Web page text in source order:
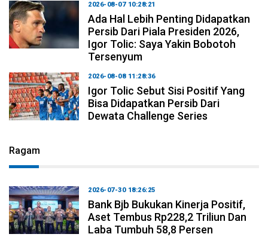
2026-08-07 10:28:21
Ada Hal Lebih Penting Didapatkan
Persib Dari Piala Presiden 2026,
Igor Tolic: Saya Yakin Bobotoh
Tersenyum
2026-08-08 11:28:36
Igor Tolic Sebut Sisi Positif Yang
Bisa Didapatkan Persib Dari
Dewata Challenge Series
Ragam
2026-07-30 18:26:25
Bank Bjb Bukukan Kinerja Positif,
Aset Tembus Rp228,2 Triliun Dan
Laba Tumbuh 58,8 Persen